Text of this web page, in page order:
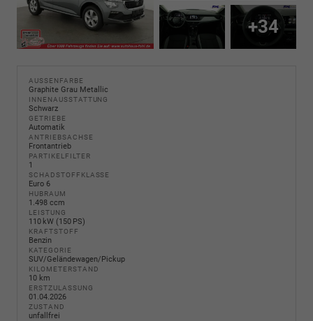
+34
AUSSENFARBE
Graphite Grau Metallic
INNENAUSSTATTUNG
Schwarz
GETRIEBE
Automatik
ANTRIEBSACHSE
Frontantrieb
PARTIKELFILTER
1
SCHADSTOFFKLASSE
Euro 6
HUBRAUM
1.498 ccm
LEISTUNG
110 kW (150 PS)
KRAFTSTOFF
Benzin
KATEGORIE
SUV/Geländewagen/Pickup
KILOMETERSTAND
10 km
ERSTZULASSUNG
01.04.2026
ZUSTAND
unfallfrei